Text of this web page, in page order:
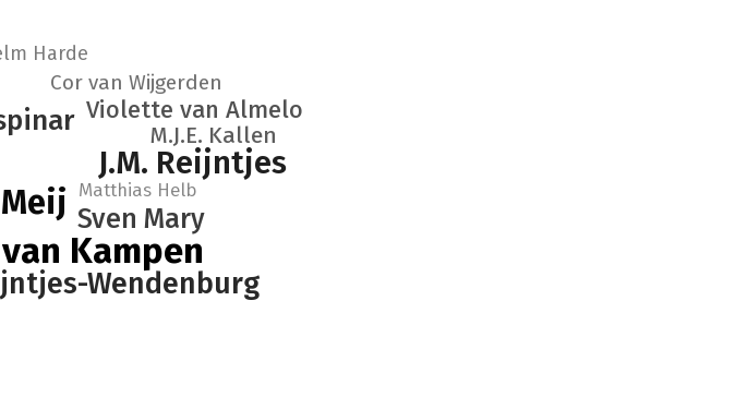
Kampen
J.M. Reijntjes
Wendenburg
Sven Mary
Violette van Almelo
M.J.E. Kallen
Cor van Wijgerden
Harde
Matthias Helb